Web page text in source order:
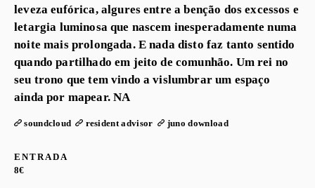
leveza eufórica, algures entre a benção dos excessos e
letargia luminosa que nascem inesperadamente numa
noite mais prolongada. E nada disto faz tanto sentido
quando partilhado em jeito de comunhão. Um rei no
seu trono que tem vindo a vislumbrar um espaço
ainda por mapear. NA
soundcloud resident advisor juno download
ENTRADA
8€